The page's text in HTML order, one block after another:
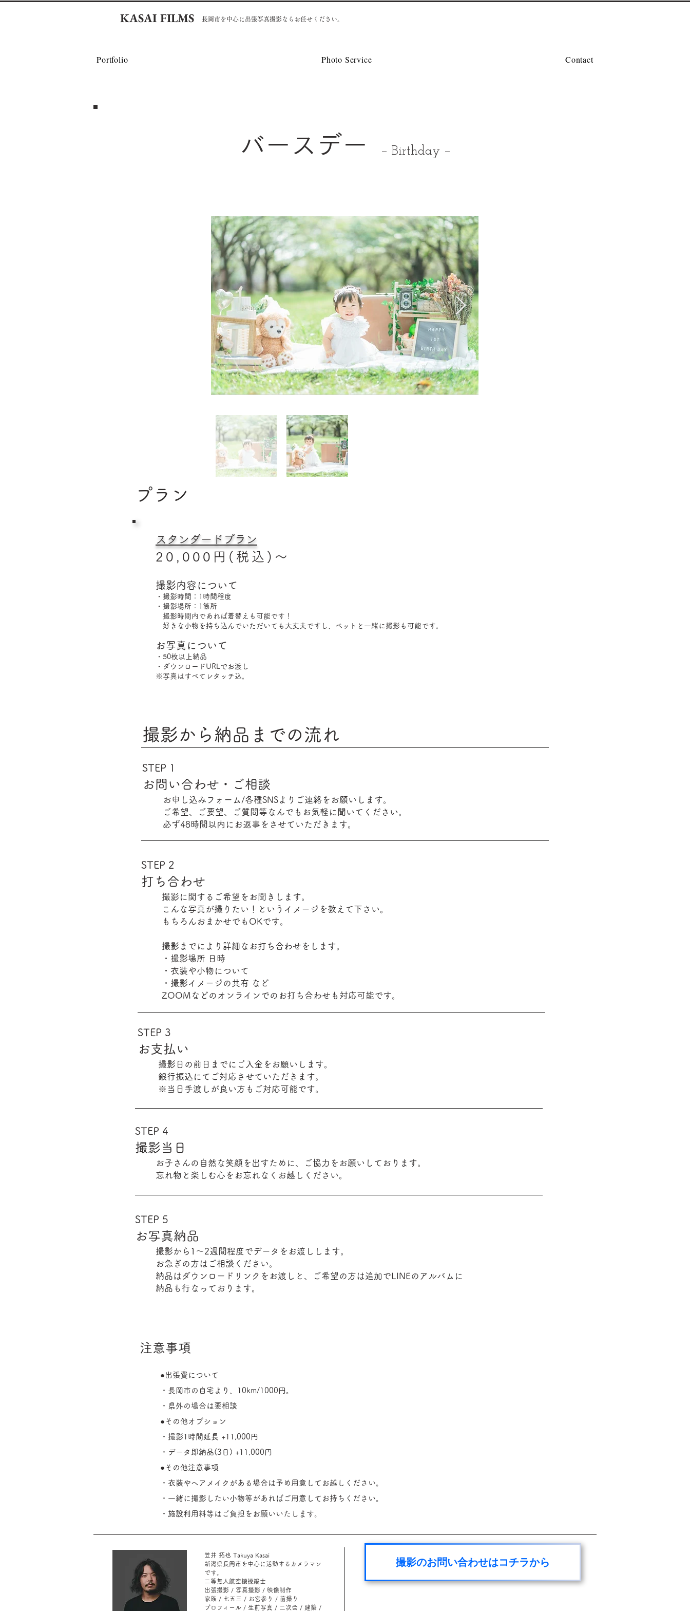
KASAI FILMS 長岡市を中心に出張写真撮影ならお任せください。
Portfolio Photo Service Contact
バースデー − Birthday −
​プラン
撮影内容について
・撮影時間：1時間程度
・撮影場所：1箇所
撮影時間内であれば着替えも可能です！
​ 好きな小物を持ち込んでいただいても大丈夫ですし、ペットと一緒に撮影も可能です。
お写真について
・50枚以上納品
・ダウンロードURLでお渡し
※写真はすべてレタッチ込。
スタンダードプラン
20,000円​(税込)～
撮影から納品までの流れ
STEP 1
お問い合わせ・ご相談
お申し込みフォーム/各種SNSよりご連絡をお願いします。
ご希望、ご要望、ご質問等なんでもお気軽に聞いてください。
必ず48時間以内にお返事をさせていただきます。
STEP 2
打ち合わせ
撮影に関するご希望をお聞きします。
こんな写真が撮りたい！というイメージを教えて下さい。
もちろんおまかせでもOKです。
撮影までにより詳細なお打ち合わせをします。
・撮影場所 日時
・衣装や小物について
・撮影イメージの共有 など
ZOOMなどのオンラインでのお打ち合わせも対応可能です。
STEP 3
お支払い
撮影日の前日までにご入金をお願いします。
銀行振込にてご対応させていただきます。
※当日手渡しが良い方もご対応可能です。
STEP 4
撮影当日
お子さんの自然な笑顔を出すために、ご協力をお願いしております。
忘れ物と楽しむ心をお忘れなくお越しください。
STEP 5
お写真納品
撮影から1～2週間程度でデータをお渡しします。
お急ぎの方はご相談ください。
納品はダウンロードリンク をお渡しと、ご希望の方は追加でLINEのアルバムに
​納品も行なっております。
注意事項
●出張費について
・長岡市の自宅より、1 0km/1000円。
・県外の場合は要相談
●その他オプション
・撮影1時間延長 +11,000円
・データ即納品(3日) +11,000円
●その他注意事項
・衣装やヘアメイクがある場合は予め用意してお越しください。
・一緒に撮影したい小物等があればご用意してお持ちください。
・施設利用料等はご負担をお願いいたします。
笠井 拓也 Takuya Kasai
新潟県長岡市を中心に活動するカメラマン
です。
​ ​二等無人航空機操縦士
出張撮影 / 写真撮影 / 映像制作
家族 / 七五三 / お宮参り / 前撮り
プロフィール / 生前写真 / 二次会 / 建築 /
撮影のお問い合わせはコチラから